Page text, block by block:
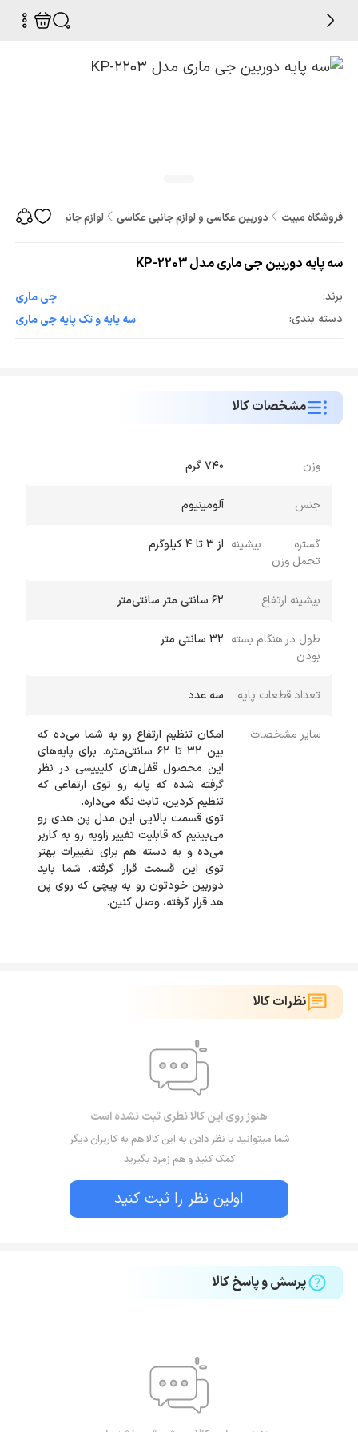
فروشگاه مبیت دوربین عکاسی و لوازم جانبی عکاسی لوازم جانبی عکاسی و
سه پایه دوربین جی ماری مدل KP-2203
برند:
جی ماری
دسته بندی:
سه پایه و تک پایه جی ماری
مشخصات کالا
وزن ۷۴۰ گرم
جنس آلومینیوم
گستره بیشینه
تحمل وزن
از ۳ تا ۴ کیلوگرم
بیشینه ارتفاع ۶۲ سانتی متر سانتی‌متر
طول در هنگام بسته
بودن
۳۲ سانتی متر
تعداد قطعات پایه سه عدد
سایر مشخصات
امکان تنظیم ارتفاع رو به شما می‌ده که
بین 32 تا 62 سانتی‌متره. برای پایه‌های
این محصول قفل‌های کلیپیسی در نظر
گرفته شده که پایه رو توی ارتفاعی که
توی قسمت بالایی این مدل پن هدی رو
می‌بینیم که قابلیت تغییر زاویه رو به کاربر
می‌ده و یه دسته هم برای تغییرات بهتر
توی این قسمت قرار گرفته. شما باید
دوربین خودتون رو به پیچی که روی پن
هد قرار گرفته، وصل کنین.
نظرات کالا
هنوز روی این کالا نظری ثبت نشده است
شما میتوانید با نظر دادن به این کالا هم به کاربران دیگر
کمک کنید و هم زمرد بگیرید
اولین نظر را ثبت کنید
پرسش و پاسخ کالا